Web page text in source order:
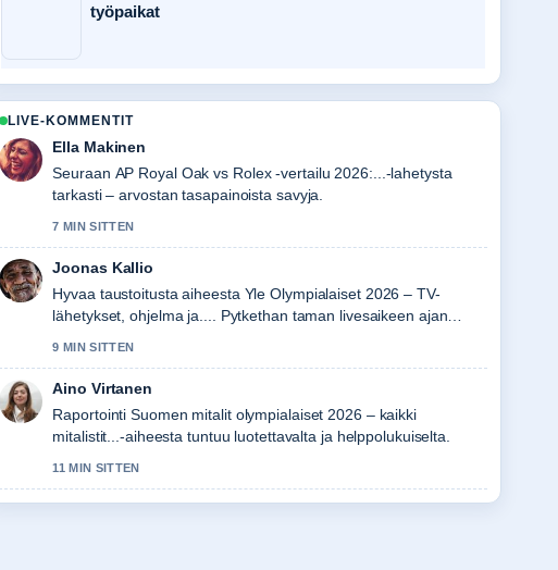
työpaikat
LIVE-KOMMENTIT
Ella Makinen
Seuraan AP Royal Oak vs Rolex -vertailu 2026:...-lahetysta
tarkasti – arvostan tasapainoista savyja.
7 MIN SITTEN
Joonas Kallio
Hyvaa taustoitusta aiheesta Yle Olympialaiset 2026 – TV-
lähetykset, ohjelma ja.... Pytkethan taman livesaikeen ajan
9 MIN SITTEN
Aino Virtanen
Raportointi Suomen mitalit olympialaiset 2026 – kaikki
mitalistit...-aiheesta tuntuu luotettavalta ja helppolukuiselta.
11 MIN SITTEN